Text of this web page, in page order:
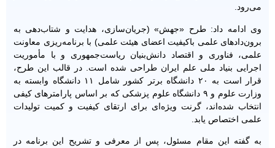
می‌رود.
وی ادامه داد: طرح «جهش» (جریان‌سازی، هدایت و شتاب‌دهی به
برون‌دادهای علمی باکیفیت اعضای هیئت علمی) با برنامه‌ریزی معاونت
علمی، فناوری و اقتصاد دانش‌بنیان ریاست‌جمهوری و با مأموریت
اجرایی بنیاد ملی علم ایران طراحی شده است. در قالب این طرح،
قرار است به ۲۰ دانشگاه برتر کشور شامل ۱۱ دانشگاه وابسته به
وزارت علوم و ۹ دانشگاه علوم پزشکی که بر اساس پارامترهای کیفی
انتخاب شده‌اند، گرنت ویژه‌ای برای ارتقای کیفیت و کمیت تولیدات
علمی اختصاص یابد.
به گفته این مقام مسئول، پس از معرفی و تشریح این برنامه در